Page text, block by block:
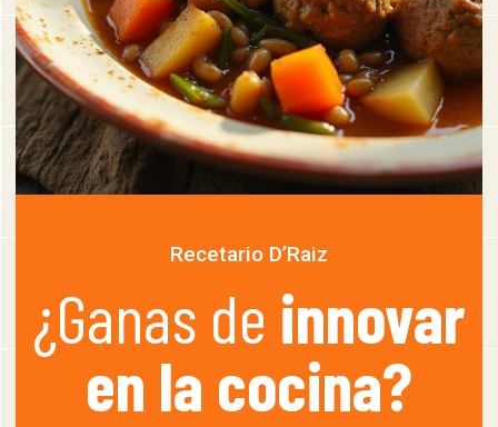
Recetario D’Raiz
¿Ganas de innovar
en la cocina?